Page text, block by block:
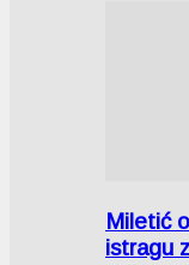
Miletić
istragu